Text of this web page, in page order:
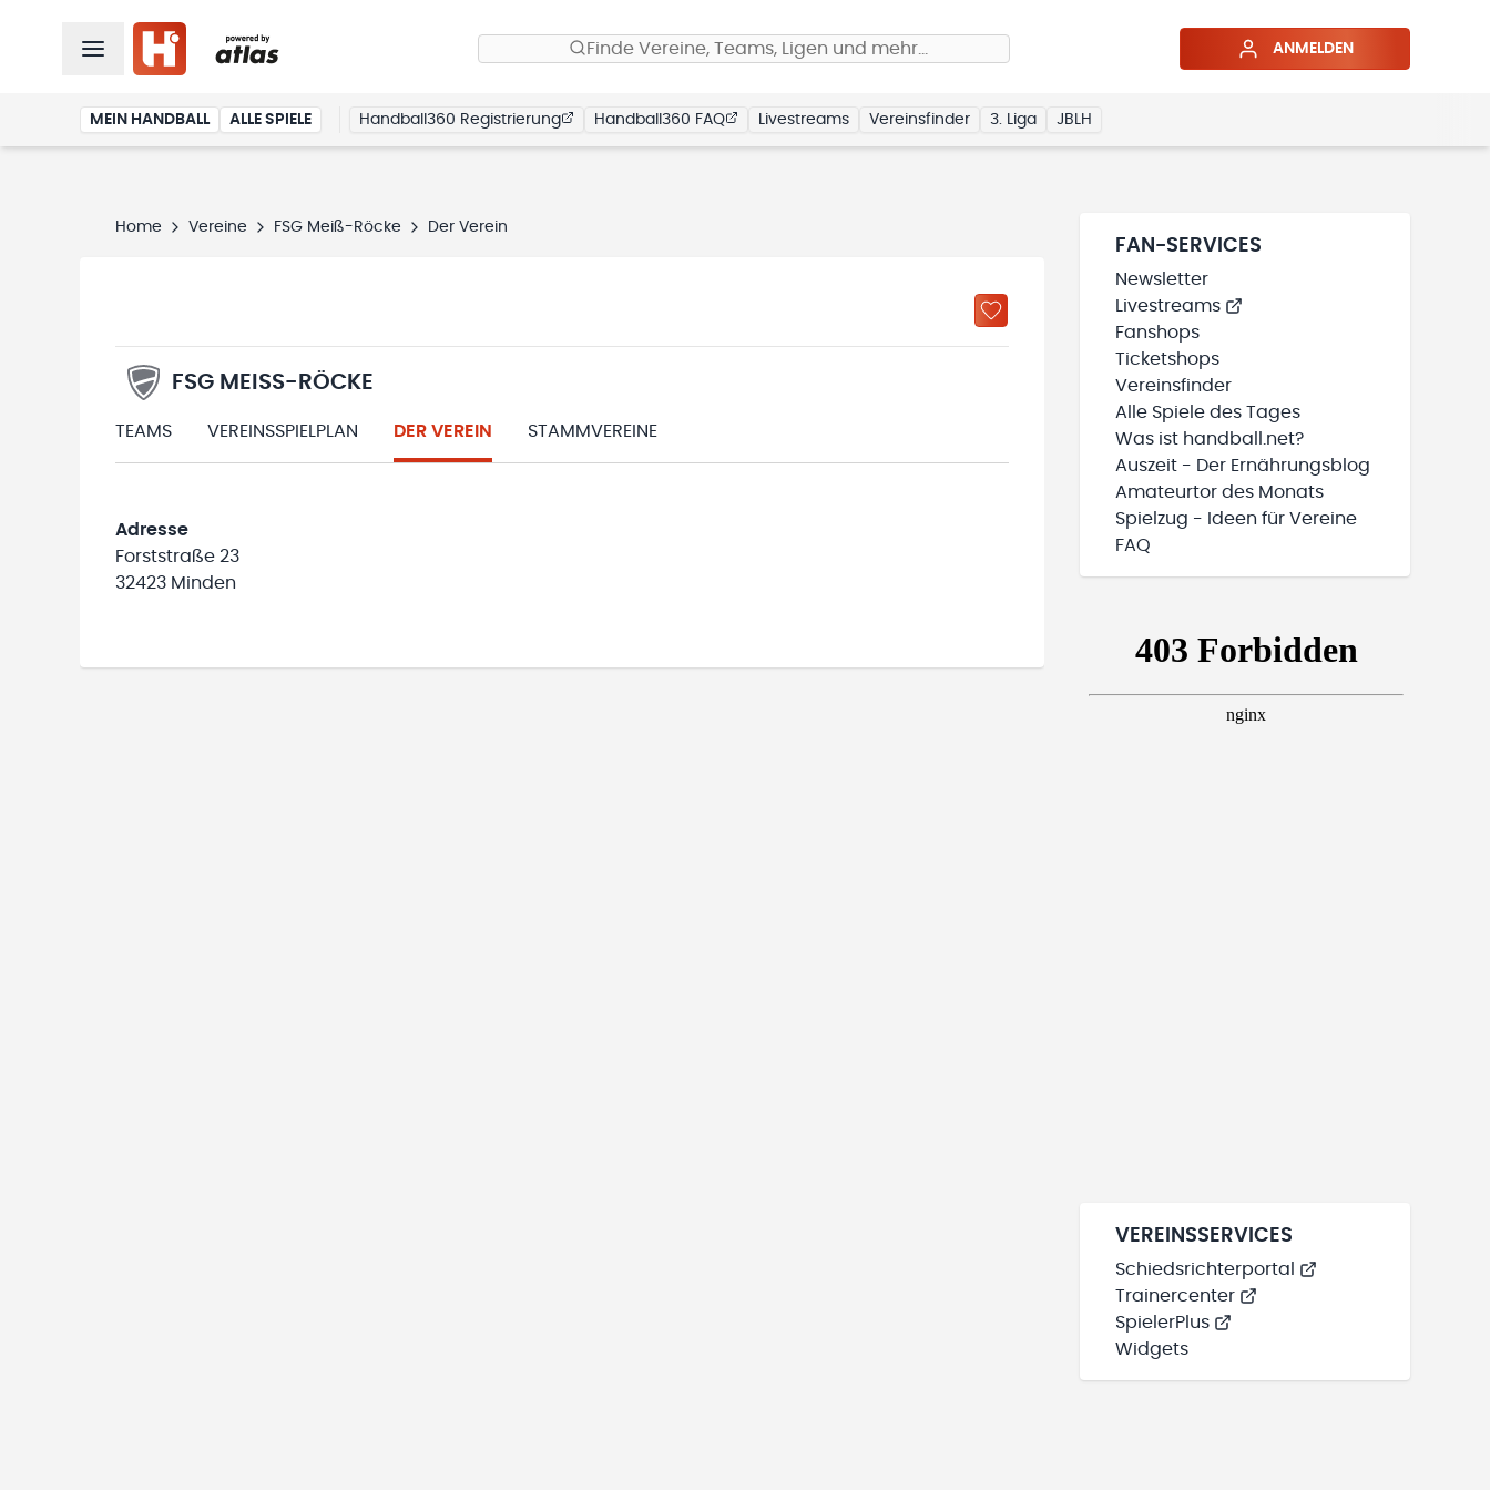
Finde Vereine, Teams, Ligen und mehr… ANMELDEN
MEIN HANDBALL ALLE SPIELE Handball360 Registrierung Handball360 FAQ Livestreams Vereinsfinder 3. Liga JBLH
Home Vereine FSG Meiß-Röcke Der Verein
FSG MEISS-RÖCKE
TEAMS VEREINSSPIELPLAN DER VEREIN STAMMVEREINE
Adresse
Forststraße 23
32423 Minden
FAN-SERVICES
Newsletter
Livestreams
Fanshops
Ticketshops
Vereinsfinder
Alle Spiele des Tages
Was ist handball.net?
Auszeit - Der Ernährungsblog
Amateurtor des Monats
Spielzug - Ideen für Vereine
FAQ
VEREINSSERVICES
Schiedsrichterportal
Trainercenter
SpielerPlus
Widgets